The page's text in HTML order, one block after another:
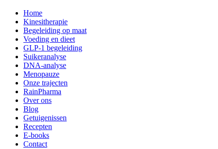
Home
Kinesitherapie
Begeleiding op maat
Voeding en dieet
GLP-1 begeleiding
Suikeranalyse
DNA-analyse
Menopauze
Onze trajecten
RainPharma
Over ons
Blog
Getuigenissen
Recepten
E-books
Contact